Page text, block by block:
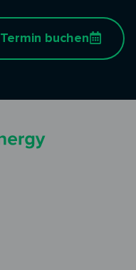
Termin buchen